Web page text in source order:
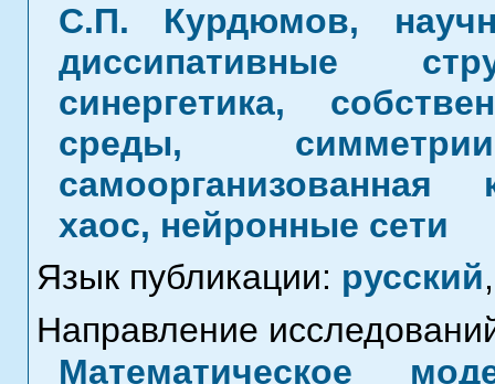
С.П. Курдюмов,
диссипативные
синергетика,
среды,
самоорганизованная
хаос, нейронные сети
Язык публикации: русский,
Направление
Математическое